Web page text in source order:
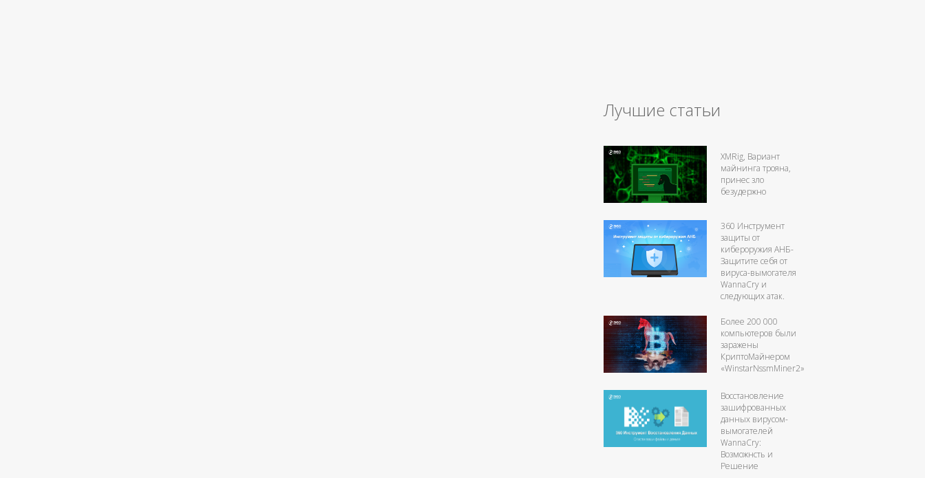
Лучшие статьи
XMRig, Вариант
майнинга трояна,
принес зло
безудержно
360 Инструмент
защиты от
кибероружия АНБ-
Защитите себя от
вируса-вымогателя
WannaCry и
следующих атак.
Более 200 000
компьютеров были
заражены
КриптоМайнером
«WinstarNssmMiner2»
Восстановление
зашифрованных
данных вирусом-
вымогателей
WannaCry:
Возможнсть и
Решение